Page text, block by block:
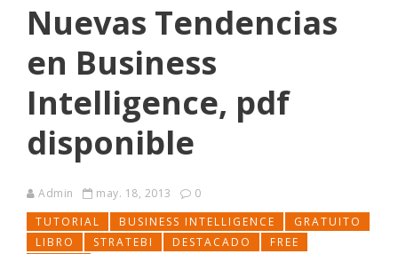
Nuevas Tendencias
en Business
Intelligence, pdf
disponible
Admin may. 18, 2013
0
TUTORIAL
BUSINESS INTELLIGENCE
GRATUITO
LIBRO
STRATEBI DESTACADO
FREE